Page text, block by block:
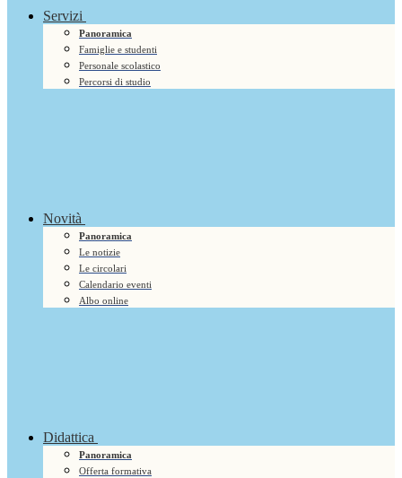
Servizi
Panoramica
Famiglie e studenti
Personale scolastico
Percorsi di studio
Novità
Panoramica
Le notizie
Le circolari
Calendario eventi
Albo online
Didattica
Panoramica
Offerta formativa